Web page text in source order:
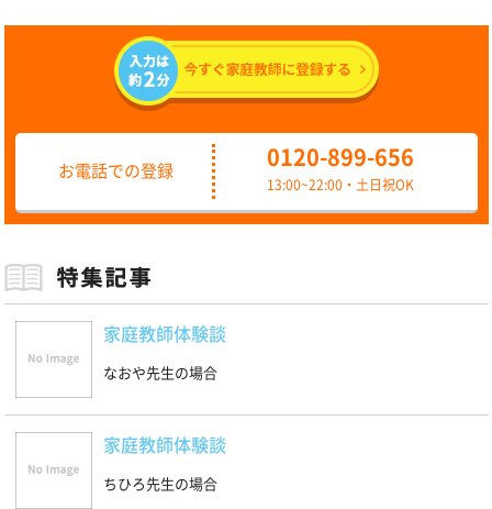
お電話での登録
0120-899-656
13:00~22:00・土日祝OK
家庭教師体験談
なおや先生の場合
家庭教師体験談
ちひろ先生の場合